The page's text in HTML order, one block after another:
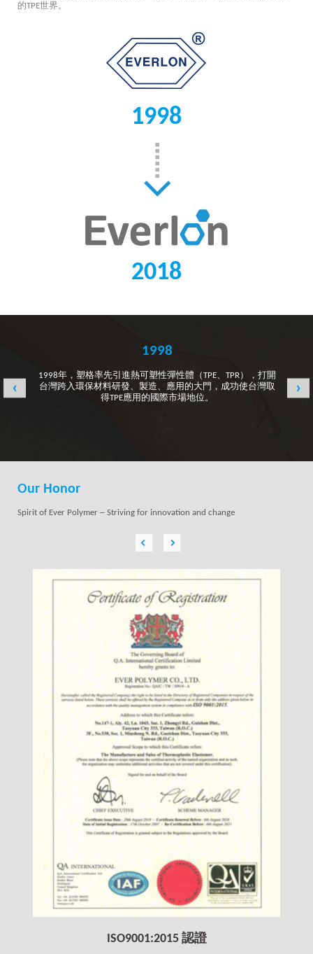
的TPE世界。
1998
2018
1998
1998年，塑格率先引進熱可塑性彈性體（TPE、TPR），打開
台灣跨入環保材料研發、製造、應用的大門，成功使台灣取
得TPE應用的國際市場地位。
‹ ›
Our Honor
Spirit of Ever Polymer ─ Striving for innovation and change
ISO9001:2015 認證